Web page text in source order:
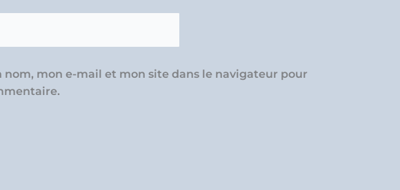
nom, mon e-mail et mon site dans le navigateur pour